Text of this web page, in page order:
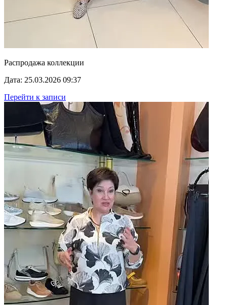
Распродажа коллекции
Дата: 25.03.2026 09:37
Перейти к записи